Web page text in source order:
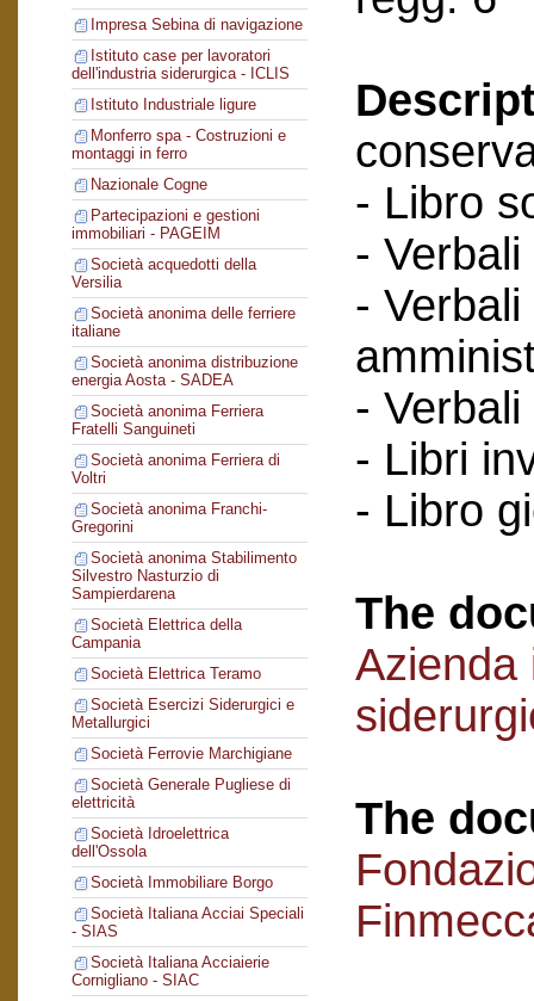
Impresa Sebina di navigazione
Istituto case per lavoratori
dell'industria siderurgica - ICLIS
Istituto Industriale ligure
Monferro spa - Costruzioni e
montaggi in ferro
Nazionale Cogne
Partecipazioni e gestioni
immobiliari - PAGEIM
Società acquedotti della
Versilia
Società anonima delle ferriere
italiane
Società anonima distribuzione
energia Aosta - SADEA
Società anonima Ferriera
Fratelli Sanguineti
Società anonima Ferriera di
Voltri
Società anonima Franchi-
Gregorini
Società anonima Stabilimento
Silvestro Nasturzio di
Sampierdarena
Società Elettrica della
Campania
Società Elettrica Teramo
Società Esercizi Siderurgici e
Metallurgici
Società Ferrovie Marchigiane
Società Generale Pugliese di
elettricità
Società Idroelettrica
dell'Ossola
Società Immobiliare Borgo
Società Italiana Acciai Speciali
- SIAS
Società Italiana Acciaierie
Cornigliano - SIAC
- Libro
-
-
-
- Libri
- Libro
The
Azienda
The